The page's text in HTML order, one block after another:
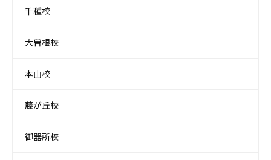
千種校
大曽根校
本山校
藤が丘校
御器所校